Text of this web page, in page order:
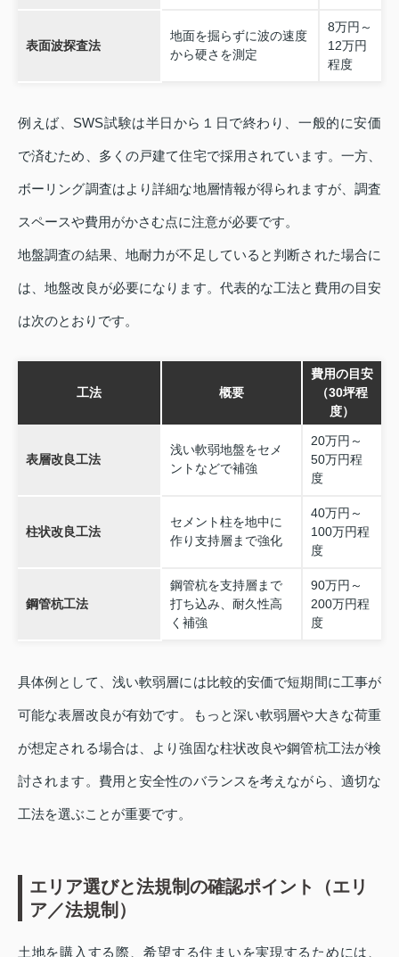
表面波探査法
地面を掘らずに波の速度
から硬さを測定
8万円～
12万円
程度
例えば、SWS試験は半日から１日で終わり、一般的に安価
で済むため、多くの戸建て住宅で採用されています。一方、
ボーリング調査はより詳細な地層情報が得られますが、調査
スペースや費用がかさむ点に注意が必要です。
地盤調査の結果、地耐力が不足していると判断された場合に
は、地盤改良が必要になります。代表的な工法と費用の目安
は次のとおりです。
工法 概要
費用の目安
（30坪程
度）
表層改良工法
浅い軟弱地盤をセメ
ントなどで補強
20万円～
50万円程
度
柱状改良工法
セメント柱を地中に
作り支持層まで強化
40万円～
100万円程
度
鋼管杭工法
鋼管杭を支持層まで
打ち込み、耐久性高
く補強
90万円～
200万円程
度
具体例として、浅い軟弱層には比較的安価で短期間に工事が
可能な表層改良が有効です。もっと深い軟弱層や大きな荷重
が想定される場合は、より強固な柱状改良や鋼管杭工法が検
討されます。費用と安全性のバランスを考えながら、適切な
工法を選ぶことが重要です。
エリア選びと法規制の確認ポイント（エリ
ア／法規制）
土地を購入する際、希望する住まいを実現するためには、